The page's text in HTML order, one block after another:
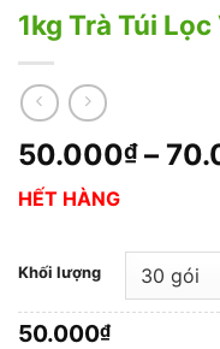
1kg Trà Túi
50.000₫ –
HẾT HÀNG
Khối lượng
50.000₫